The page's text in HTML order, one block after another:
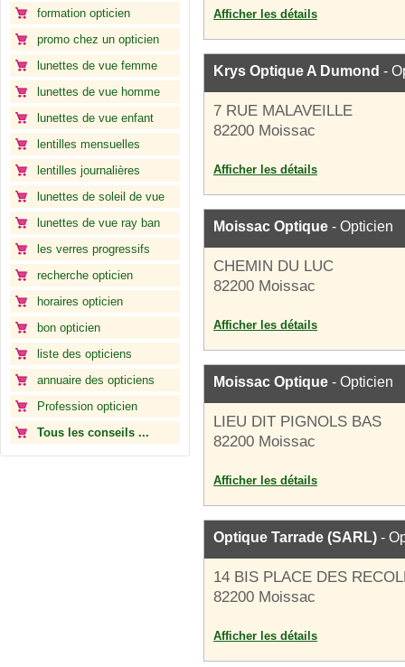
formation opticien
promo chez un opticien
lunettes de vue femme
lunettes de vue homme
lunettes de vue enfant
lentilles mensuelles
lentilles journalières
lunettes de soleil de vue
lunettes de vue ray ban
les verres progressifs
recherche opticien
horaires opticien
bon opticien
liste des opticiens
annuaire des opticiens
Profession opticien
Tous les conseils ...
Afficher les détails
Krys Optique A Dumond -
7 RUE MALAVEILLE
82200 Moissac
Afficher les détails
Moissac Optique - Opticien
CHEMIN DU LUC
82200 Moissac
Afficher les détails
Moissac Optique - Opticien
LIEU DIT PIGNOLS BAS
82200 Moissac
Afficher les détails
Optique Tarrade (SARL) -
14 BIS PLACE DES
82200 Moissac
Afficher les détails